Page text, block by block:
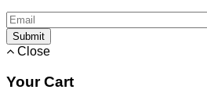
Submit
Close
Your Cart